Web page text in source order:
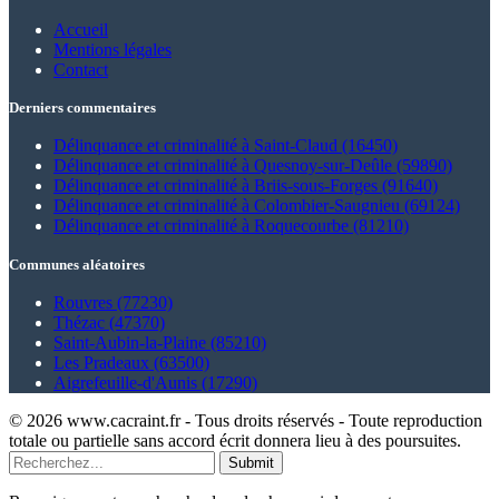
Accueil
Mentions légales
Contact
Derniers commentaires
Délinquance et criminalité à Saint-Claud (16450)
Délinquance et criminalité à Quesnoy-sur-Deûle (59890)
Délinquance et criminalité à Briis-sous-Forges (91640)
Délinquance et criminalité à Colombier-Saugnieu (69124)
Délinquance et criminalité à Roquecourbe (81210)
Communes aléatoires
Rouvres (77230)
Thézac (47370)
Saint-Aubin-la-Plaine (85210)
Les Pradeaux (63500)
Aigrefeuille-d'Aunis (17290)
© 2026 www.cacraint.fr - Tous droits réservés - Toute reproduction
totale ou partielle sans accord écrit donnera lieu à des poursuites.
Submit